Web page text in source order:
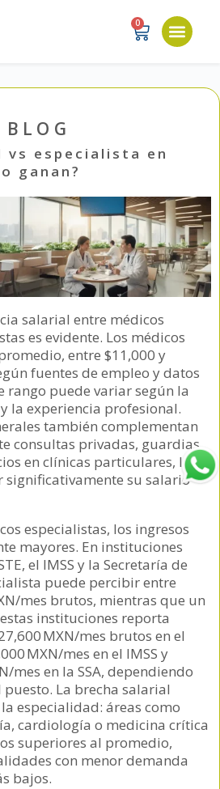
0
BLOG
vs especialista en
ganan?
salarial entre médicos
es evidente. Los médicos
entre $11,000 y
fuentes de empleo y datos
rango puede variar según la
la experiencia profesional.
también complementan
consultas privadas, guardias
en clínicas particulares, lo
su salario
especialistas, los ingresos
mayores. En instituciones
el IMSS y la Secretaría de
puede percibir entre
mes brutos, mientras que un
instituciones reporta
MXN/mes brutos en el
MXN/mes en el IMSS y
mes en la SSA, dependiendo
La brecha salarial
especialidad: áreas como
cardiología o medicina crítica
superiores al promedio,
con menor demanda
bajos.